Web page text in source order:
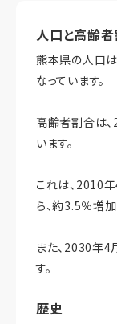
人口と高齢
熊本県の人口
なっています。
高齢者割合は
います。
これは、2010
ら、約3.5％増加
また、2030年
す。
歴史